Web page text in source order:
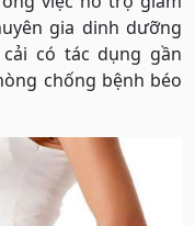
gia dinh dưỡng
có tác dụng gần
chống bệnh béo